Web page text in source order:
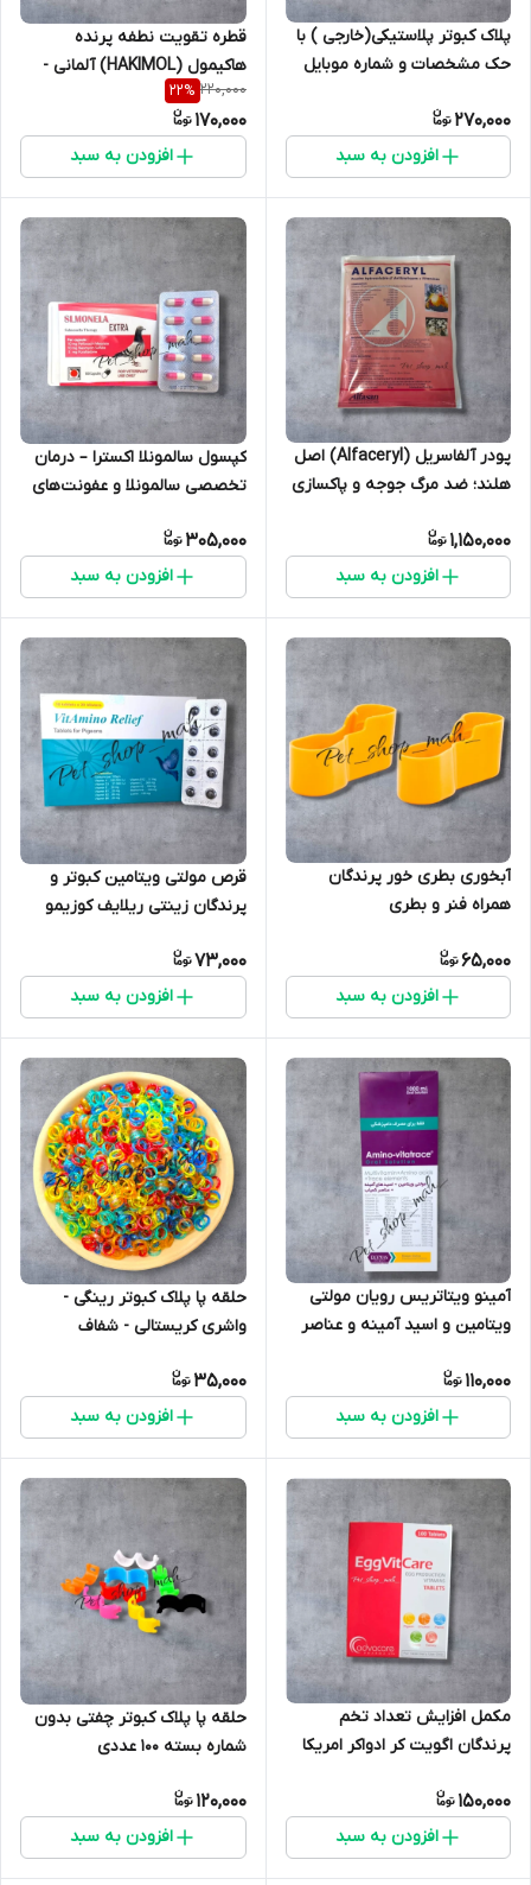
پلاک کبوتر پلاستیکی(خارجی ) با
حک مشخصات و شماره موبایل
270,000
افزودن به سبد
قطره تقویت نطفه پرنده
هاکیمول (HAKIMOL) آلمانی -
ad3e - مخصوص قناری عروس
هلندی کبوتر به شرط اصلی
220,000
22%
170,000
افزودن به سبد
پودر آلفاسریل (Alfaceryl) اصل
هلند؛ ضد مرگ جوجه و پاکسازی
1,150,000
افزودن به سبد
کپسول سالمونلا اکسترا – درمان
تخصصی سالمونلا و عفونت‌های
305,000
افزودن به سبد
آبخوری بطری خور پرندگان
همراه فنر و بطری
65,000
افزودن به سبد
قرص مولتی ویتامین کبوتر و
پرندگان زینتی ریلایف کوزیمو
73,000
افزودن به سبد
آمینو ویتاتریس رویان مولتی
ویتامین و اسید آمینه و عناصر
خروس و...
110,000
افزودن به سبد
حلقه پا پلاک کبوتر رینگی -
واشری کریستالی - شفاف
35,000
افزودن به سبد
مکمل افزایش تعداد تخم
پرندگان اگویت کر ادواکر امریکا
و خروس
150,000
افزودن به سبد
حلقه پا پلاک کبوتر چفتی بدون
شماره بسته 100 عددی
120,000
افزودن به سبد